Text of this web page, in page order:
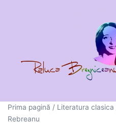
Prima pagină / Literatura clasica
Rebreanu